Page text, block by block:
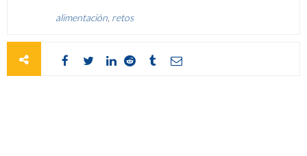
alimentación retos